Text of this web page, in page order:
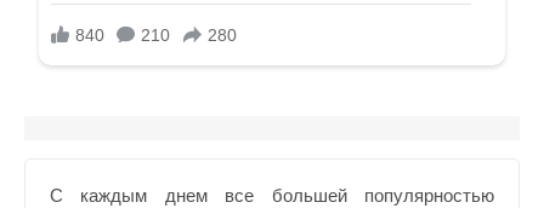
С каждым днем все большей популярностью